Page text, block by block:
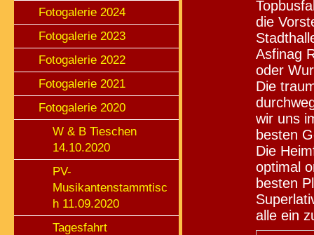
Fotogalerie 2024
Fotogalerie 2023
Fotogalerie 2022
Fotogalerie 2021
Fotogalerie 2020
W & B Tieschen
14.10.2020
PV-
Musikantenstammtisc
h 11.09.2020
Tagesfahrt
die
Asfinag
oder
Die
wir uns
besten
Die
optimal
besten
alle ein